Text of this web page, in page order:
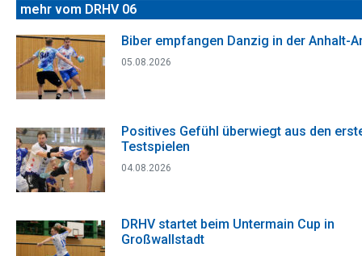
mehr vom DRHV 06
Biber empfangen Danzig in der Anhalt-
05.08.2026
Positives Gefühl überwiegt aus den
Testspielen
04.08.2026
DRHV startet beim Untermain Cup in
Großwallstadt